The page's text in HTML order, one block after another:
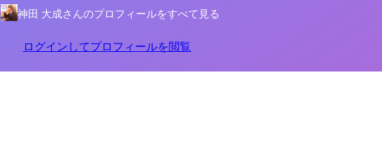
神田 大成さんのプロフィールをすべて見る
ログインしてプロフィールを閲覧